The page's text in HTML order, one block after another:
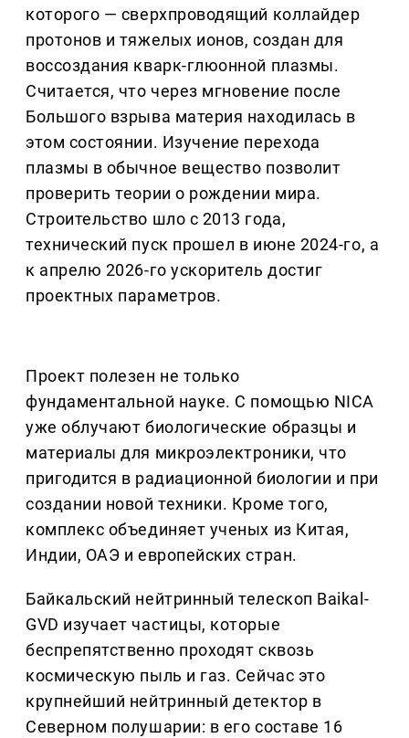
которого — сверхпроводящий коллайдер
протонов и тяжелых ионов, создан для
воссоздания кварк-глюонной плазмы.
Считается, что через мгновение после
Большого взрыва материя находилась в
этом состоянии. Изучение перехода
плазмы в обычное вещество позволит
проверить теории о рождении мира.
Строительство шло с 2013 года,
технический пуск прошел в июне 2024-го, а
к апрелю 2026-го ускоритель достиг
проектных параметров.
Проект полезен не только
фундаментальной науке. С помощью NICA
уже облучают биологические образцы и
материалы для микроэлектроники, что
пригодится в радиационной биологии и при
создании новой техники. Кроме того,
комплекс объединяет ученых из Китая,
Индии, ОАЭ и европейских стран.
Байкальский нейтринный телескоп Baikal-
GVD изучает частицы, которые
беспрепятственно проходят сквозь
космическую пыль и газ. Сейчас это
крупнейший нейтринный детектор в
Северном полушарии: в его составе 16